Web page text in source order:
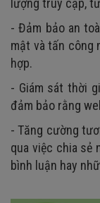
lượng truy cập,
- Đảm bảo an
mật và tấn công
hợp.
- Giám sát thời
đảm bảo rằng
- Tăng cường
qua việc chia sẻ
bình luận hay